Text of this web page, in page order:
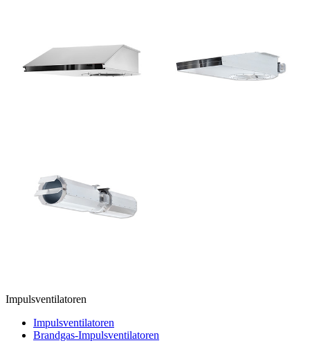
Impulsventilatoren
Impulsventilatoren
Brandgas-Impulsventilatoren